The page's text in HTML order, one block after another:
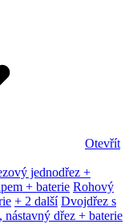
Otevřít
jednodřez +
+ baterie Rohový
+ 2 další Dvojdřez s
nástavný dřez + baterie